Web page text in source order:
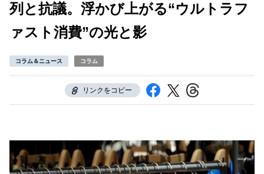
列と抗議。浮かび上がる“ウルトラフ
ァスト消費”の光と影
コラム＆ニュース コラム
リンクをコピー